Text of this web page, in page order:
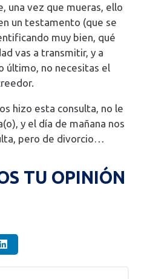
una vez que mueras, ello
un testamento (que se
muy bien, qué
vas a transmitir, y a
último, no necesitas el
hizo esta consulta, no le
y el día de mañana nos
pero de divorcio…
TU OPINIÓN